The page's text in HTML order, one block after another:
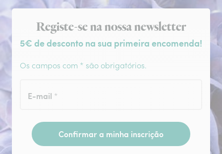
Subscrição da newsletter
Registe-se na nossa newsletter
5€ de desconto na sua primeira encomenda!
Os campos com * são obrigatórios.
E-mail *
Confirmar a minha inscrição